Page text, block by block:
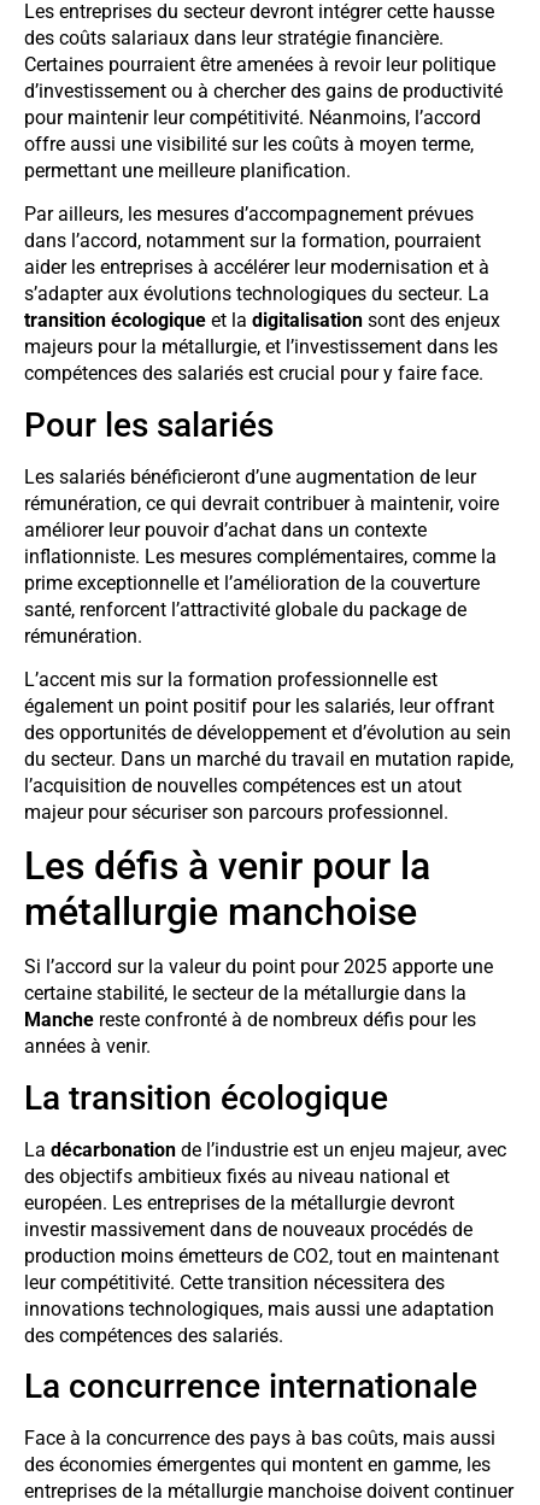
Les entreprises du secteur devront intégrer cette hausse
des coûts salariaux dans leur stratégie financière.
Certaines pourraient être amenées à revoir leur politique
d’investissement ou à chercher des gains de productivité
pour maintenir leur compétitivité. Néanmoins, l’accord
offre aussi une visibilité sur les coûts à moyen terme,
permettant une meilleure planification.
Par ailleurs, les mesures d’accompagnement prévues
dans l’accord, notamment sur la formation, pourraient
aider les entreprises à accélérer leur modernisation et à
s’adapter aux évolutions technologiques du secteur. La
transition écologique et la digitalisation sont des enjeux
majeurs pour la métallurgie, et l’investissement dans les
compétences des salariés est crucial pour y faire face.
Pour les salariés
Les salariés bénéficieront d’une augmentation de leur
rémunération, ce qui devrait contribuer à maintenir, voire
améliorer leur pouvoir d’achat dans un contexte
inflationniste. Les mesures complémentaires, comme la
prime exceptionnelle et l’amélioration de la couverture
santé, renforcent l’attractivité globale du package de
rémunération.
L’accent mis sur la formation professionnelle est
également un point positif pour les salariés, leur offrant
des opportunités de développement et d’évolution au sein
du secteur. Dans un marché du travail en mutation rapide,
l’acquisition de nouvelles compétences est un atout
majeur pour sécuriser son parcours professionnel.
Les défis à venir pour la
métallurgie manchoise
Si l’accord sur la valeur du point pour 2025 apporte une
certaine stabilité, le secteur de la métallurgie dans la
Manche reste confronté à de nombreux défis pour les
années à venir.
La transition écologique
La décarbonation de l’industrie est un enjeu majeur, avec
des objectifs ambitieux fixés au niveau national et
européen. Les entreprises de la métallurgie devront
investir massivement dans de nouveaux procédés de
production moins émetteurs de CO2, tout en maintenant
leur compétitivité. Cette transition nécessitera des
innovations technologiques, mais aussi une adaptation
des compétences des salariés.
La concurrence internationale
Face à la concurrence des pays à bas coûts, mais aussi
des économies émergentes qui montent en gamme, les
entreprises de la métallurgie manchoise doivent continuer